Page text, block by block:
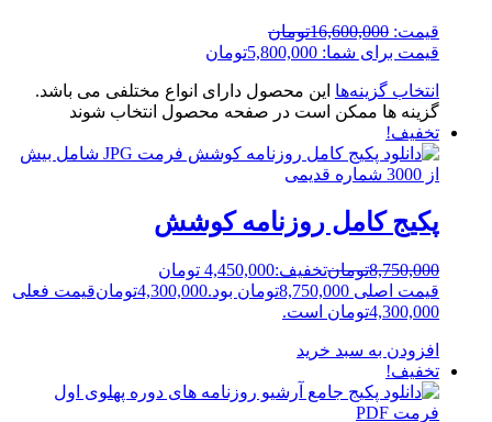
قیمت: 16,600,000تومان
قیمت برای شما: 5,800,000تومان
انتخاب گزینه‌ها این محصول دارای انواع مختلفی می باشد.
گزینه ها ممکن است در صفحه محصول انتخاب شوند
تخفیف!
پکیج کامل روزنامه کوشش
8,750,000تومانتخفیف:4,450,000 تومان
قیمت اصلی 8,750,000تومان بود.
4,300,000تومانقیمت فعلی
4,300,000تومان است.
افزودن به سبد خرید
تخفیف!